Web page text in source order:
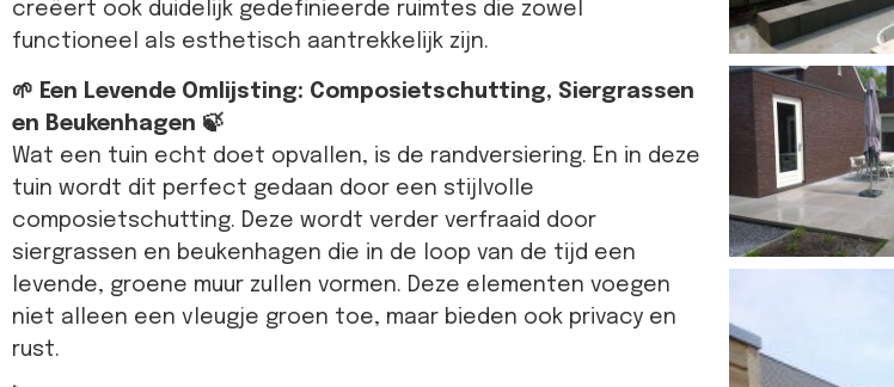
creëert ook duidelijk gedefinieerde ruimtes die zowel
functioneel als esthetisch aantrekkelijk zijn.
🌱 Een Levende Omlijsting: Composietschutting, Siergrassen
en Beukenhagen 🍃
Wat een tuin echt doet opvallen, is de randversiering. En in deze
tuin wordt dit perfect gedaan door een stijlvolle
composietschutting. Deze wordt verder verfraaid door
siergrassen en beukenhagen die in de loop van de tijd een
levende, groene muur zullen vormen. Deze elementen voegen
niet alleen een vleugje groen toe, maar bieden ook privacy en
rust.